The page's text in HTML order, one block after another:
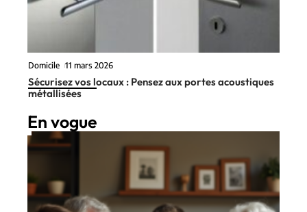
Domicile 11 mars 2026
Sécurisez vos locaux : Pensez aux portes acoustiques
métallisées
En vogue